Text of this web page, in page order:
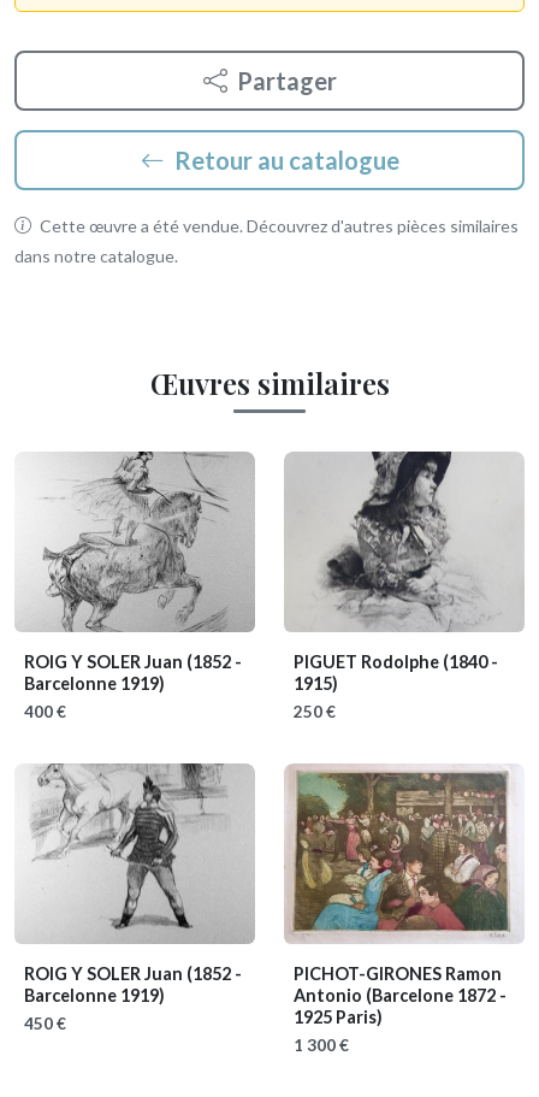
Partager
Retour au catalogue
Cette œuvre a été vendue. Découvrez d'autres pièces similaires
dans notre catalogue.
Œuvres similaires
ROIG Y SOLER Juan (1852 -
Barcelonne 1919)
400 €
PIGUET Rodolphe (1840 -
1915)
250 €
ROIG Y SOLER Juan (1852 -
Barcelonne 1919)
450 €
PICHOT-GIRONES Ramon
Antonio (Barcelone 1872 -
1925 Paris)
1 300 €